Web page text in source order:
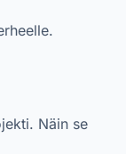
Näin se